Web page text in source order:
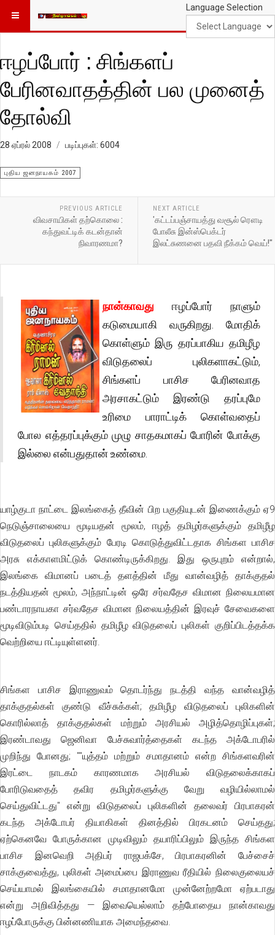
Language Selection
ஈழப்போர் : சிங்களப்
பேரினவாதத்தின் பல முனைத்
தோல்வி
28 ஏப்ரல் 2008 படிப்புகள்: 6004
புதிய ஜனநாயகம் 2007
PREVIOUS ARTICLE
விவசாயிகள் தற்கொலை :
கந்துவட்டிக் கடன்தான்
நிவாரணமா?
NEXT ARTICLE
'கட்டப்பஞ்சாயத்து வசூல் ரௌடி
போலீசு இன்ஸ்பெக்டர்
இலட்சுணனை பதவி நீக்கம் வெய்!"
நான்காவது ஈழப்போர் நாளும்
கடுமையாகி வருகிறது. மோதிக்
கொள்ளும் இரு தரப்பாகிய தமிழீழ
விடுதலைப் புலிகளாகட்டும்,
சிங்களப் பாசிச பேரினவாத
அரசாகட்டும் இரண்டு தரப்புமே
உரிமை பாராட்டிக் கொள்வதைப்
போல எத்தரப்புக்கும் முழு சாதகமாகப் போரின் போக்கு
இல்லை என்பதுதான் உண்மை.
யாழ்குடா நாட்டை இலங்கைத் தீவின் பிற பகுதியுடன் இணைக்கும் ஏ9
நெடுஞ்சாலையை மூடியதன் மூலம், ஈழத் தமிழர்களுக்கும் தமிழீழ
விடுதலைப் புலிகளுக்கும் பேரடி கொடுத்துவிட்டதாக சிங்கள பாசிச
அரசு எக்காளமிட்டுக் கொண்டிருக்கிறது. இது ஒருபுறம் என்றால்,
இலங்கை விமானப் படைத் தளத்தின் மீது வான்வழித் தாக்குதல்
நடத்தியதன் மூலம், அந்நாட்டின் ஒரே சர்வதேச விமான நிலையமான
பண்டாரநாயகா சர்வதேச விமான நிலையத்தின் இரவுச் சேவைகளை
மூடிவிடும்படி செய்ததில் தமிழீழ விடுதலைப் புலிகள் குறிப்பிடத்தக்க
வெற்றியை ஈட்டியுள்ளனர்.
சிங்கள பாசிச இராணுவம் தொடர்ந்து நடத்தி வந்த வான்வழித்
தாக்குதல்கள் குண்டு வீச்சுக்கள்; தமிழீழ விடுதலைப் புலிகளின்
கொரில்லாத் தாக்குதல்கள் மற்றும் அரசியல் அழித்தொழிப்புகள்;
இரண்டாவது ஜெனிவா பேச்சுவார்த்தைகள் கடந்த அக்டோபரில்
முறிந்து போனது; ""யுத்தம் மற்றும் சமாதானம் என்ற சிங்களவரின்
இரட்டை நாடகம் காரணமாக அரசியல் விடுதலைக்காகப்
போரிடுவதைத் தவிர தமிழர்களுக்கு வேறு வழியில்லாமல்
செய்துவிட்டது'' என்று விடுதலைப் புலிகளின் தலைவர் பிரபாகரன்
கடந்த அக்டோபர் தியாகிகள் தினத்தில் பிரகடனம் செய்தது;
ஏற்கெனவே போருக்கான முடிவிலும் தயாரிப்பிலும் இருந்த சிங்கள
பாசிச இனவெறி அதிபர் ராஜபக்சே, பிரபாகரனின் பேச்சைச்
சாக்குவைத்து, புலிகள் அமைப்பை இராணுவ ரீதியில் நிலைகுலையச்
செய்யாமல் இலங்கையில் சமாதானமோ முன்னேற்றமோ ஏற்படாது
என்று அறிவித்தது — இவையெல்லாம் தற்போதைய நான்காவது
ஈழப்போருக்கு பின்னணியாக அமைந்தவை.